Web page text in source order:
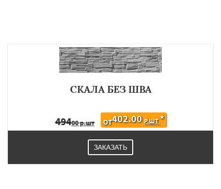
СКАЛА БЕЗ ШВА
49400 р.шт ОТ402.00 Р.ШТ*
ЗАКАЗАТЬ